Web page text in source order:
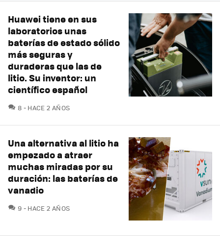
Huawei tiene en sus
laboratorios unas
baterías de estado sólido
más seguras y
duraderas que las de
litio. Su inventor: un
científico español
8 COMENTARIOS
HACE 2 AÑOS
Una alternativa al litio ha
empezado a atraer
muchas miradas por su
duración: las baterías de
vanadio
9 COMENTARIOS
HACE 2 AÑOS